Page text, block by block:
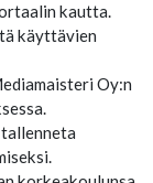
kautta.
käyttävien
Oy:n